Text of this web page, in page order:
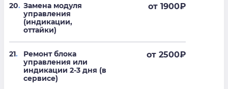
20. Замена модуля
управления
(индикации,
оттайки)
от 1900₽
21.
Ремонт блока
управления или
индикации 2-3 дня (в
сервисе)
от 2500₽